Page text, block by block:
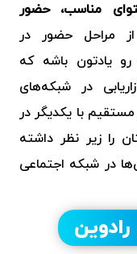
مناسب، حضور
از مراحل حضور در
یادتون باشه که
در شبکه‌های
با یکدیگر در
را زیر نظر داشته
در شبکه اجتماعی